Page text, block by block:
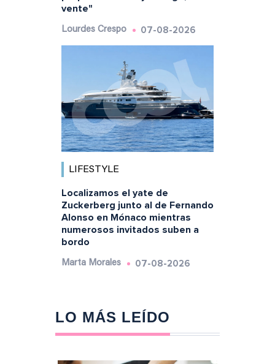
vente"
Lourdes Crespo 07-08-2026
LIFESTYLE
Localizamos el yate de
Zuckerberg junto al de Fernando
Alonso en Mónaco mientras
numerosos invitados suben a
bordo
Marta Morales 07-08-2026
LO MÁS LEÍDO